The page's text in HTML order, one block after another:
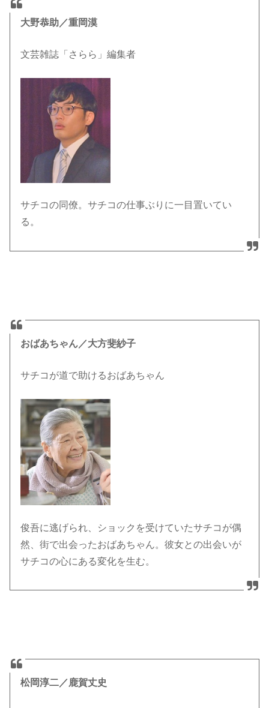
大野恭助／重岡漠
文芸雑誌「さらら」編集者
サチコの同僚。サチコの仕事ぶりに一目置いてい
る。
おばあちゃん／大方斐紗子
サチコが道で助けるおばあちゃん
俊吾に逃げられ、ショックを受けていたサチコが偶
然、街で出会ったおばあちゃん。彼女との出会いが
サチコの心にある変化を生む。
松岡淳二／鹿賀丈史